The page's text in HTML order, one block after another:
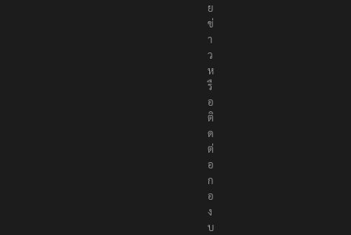
ย
ข่
า
ว
ห
รื
อ
ติ
ด
ต่
อ
ก
อ
ง
บ